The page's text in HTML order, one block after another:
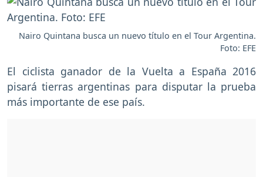
Nairo Quintana busca un nuevo título en el Tour Argentina.
Foto: EFE
El ciclista ganador de la Vuelta a España 2016
pisará tierras argentinas para disputar la prueba
más importante de ese país.